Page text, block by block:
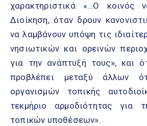
χαρακτηριστικά «…Ο κοινός
Διοίκηση, όταν δρουν
να λαμβάνουν υπόψη τις
νησιωτικών και ορεινών
για την ανάπτυξή τους», και
προβλέπει μεταξύ άλλων
οργανισμών τοπικής
τεκμήριο αρμοδιότητας για
τοπικών υποθέσεων».